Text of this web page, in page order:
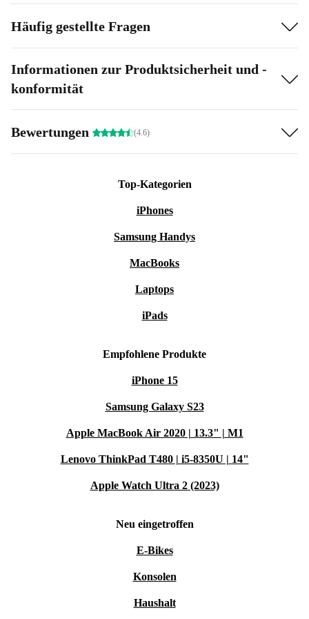
Häufig gestellte Fragen
Informationen zur Produktsicherheit und -
konformität
Bewertungen (4.6)
Top-Kategorien
iPhones
Samsung Handys
MacBooks
Laptops
iPads
Empfohlene Produkte
iPhone 15
Samsung Galaxy S23
Apple MacBook Air 2020 | 13.3" | M1
Lenovo ThinkPad T480 | i5-8350U | 14"
Apple Watch Ultra 2 (2023)
Neu eingetroffen
E-Bikes
Konsolen
Haushalt